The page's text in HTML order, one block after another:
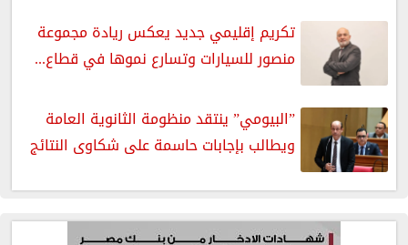
تكريم إقليمي جديد يعكس ريادة مجموعة
منصور للسيارات وتسارع نموها في قطاع...
”البيومي” ينتقد منظومة الثانوية العامة
ويطالب بإجابات حاسمة على شكاوى النتائج